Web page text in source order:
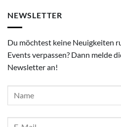
NEWSLETTER
Du möchtest keine Neuigkeiten
Events verpassen? Dann melde
Newsletter an!